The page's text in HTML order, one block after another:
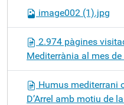
image002 (1).jpg
2.974 pàgines
Mediterrània al mes
Humus mediterrani
D’Arrel amb motiu de